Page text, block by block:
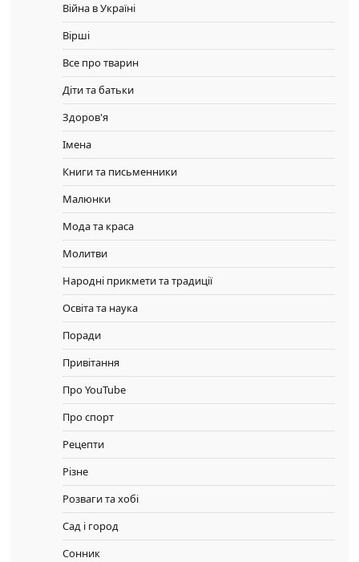
Війна в Україні
Вірші
Все про тварин
Діти та батьки
Здоров'я
Імена
Книги та письменники
Малюнки
Мода та краса
Молитви
Народні прикмети та традиції
Освіта та наука
Поради
Привітання
Про YouTube
Про спорт
Рецепти
Різне
Розваги та хобі
Сад і город
Сонник